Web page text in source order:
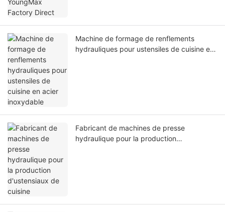
Machine de formage de renflements
hydrauliques pour ustensiles de cuisine en
Fabricant de machines de presse
hydraulique pour la production